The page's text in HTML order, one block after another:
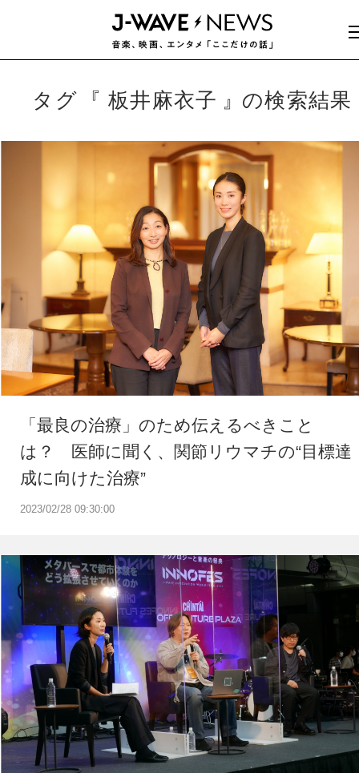
タグ 板井麻衣子 の検索結果
2023/02/28 09:30:00
「最良の治療」のため伝えるべきこと
は？ 医師に聞く、関節リウマチの“目標達
成に向けた治療”